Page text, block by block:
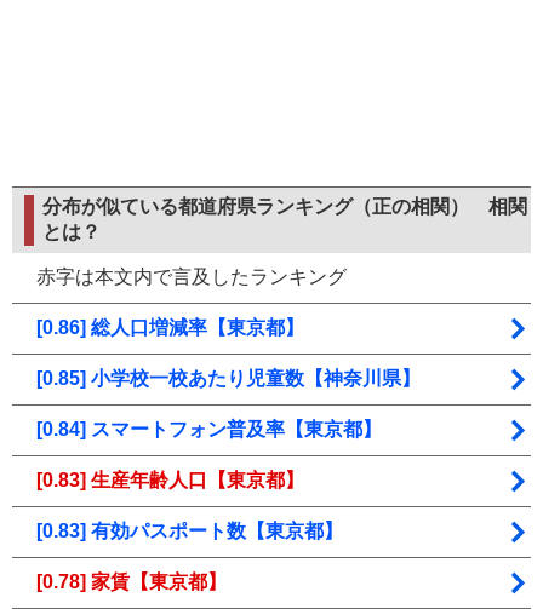
分布が似ている都道府県ランキング（正の相関） 相関
とは？
赤字は本文内で言及したランキング
[0.86] 総人口増減率【東京都】
[0.85] 小学校一校あたり児童数【神奈川県】
[0.84] スマートフォン普及率【東京都】
[0.83] 生産年齢人口【東京都】
[0.83] 有効パスポート数【東京都】
[0.78] 家賃【東京都】